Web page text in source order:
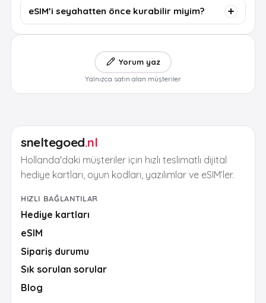
eSIM’i seyahatten önce kurabilir miyim?
Yorum yaz
Yalnızca satın alan müşteriler
sneltegoed.nl
Hollanda'daki müşteriler için hızlı teslimatlı dijital
hediye kartları, oyun kodları, yazılımlar ve eSIM’ler.
HIZLI BAĞLANTILAR
Hediye kartları
eSIM
Sipariş durumu
Sık sorulan sorular
Blog